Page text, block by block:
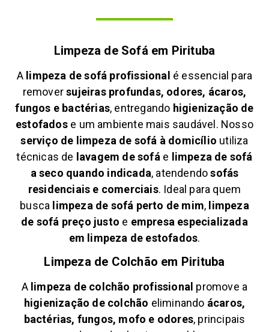
Limpeza de Sofá em Pirituba
A limpeza de sofá profissional é essencial para
removersujeiras profundas, odores, ácaros,
fungos e bactérias, entregando higienização de
estofadose um ambiente mais saudável. Nosso
serviço de limpeza de sofá à domicílio utiliza
técnicas de lavagem de sofá e limpeza de sofá
a seco quando indicada, atendendosofás
residenciais e comerciais. Ideal para quem
busca limpeza de sofá perto de mim, limpeza
de sofá preço justo e empresa especializada
em limpeza de estofados.
Limpeza de Colchão em Pirituba
A limpeza de colchão profissional promove a
higienização de colchão eliminando ácaros,
bactérias, fungos, mofo e odores, principais